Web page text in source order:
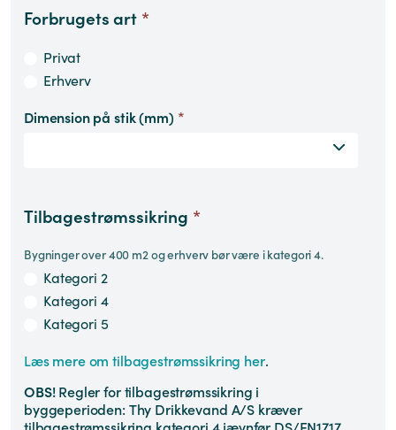
Forbrugets art *
Privat
Erhverv
Dimension på stik (mm) *
Tilbagestrømssikring *
Bygninger over 400 m2 og erhverv bør være i kategori 4.
Kategori 2
Kategori 4
Kategori 5
Læs mere om tilbagestrømssikring her.
OBS!Regler for tilbagestrømssikring i
byggeperioden: Thy Drikkevand A/S kræver